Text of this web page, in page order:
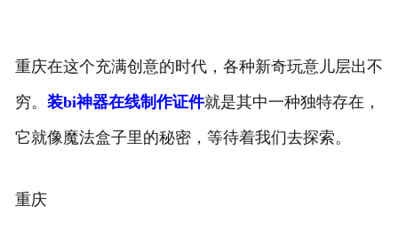
重庆在这个充满创意的时代，各种新奇玩意儿层出不
穷。 装bi神器在线制作证件就是其中一种独特存在，
它就像魔法盒子里的秘密，等待着我们去探索。
重庆